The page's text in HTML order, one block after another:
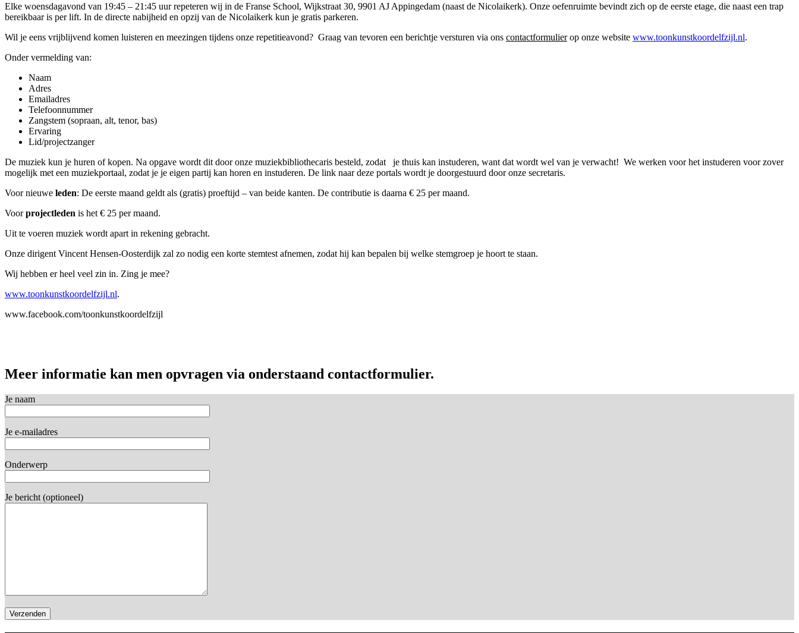
Elke woensdagavond van 19:45 – 21:45 uur repeteren wij in de Franse School, Wijkstraat 30, 9901 AJ Appingedam (naast de Nicolaikerk). Onze oefenruimte bevindt zich op de eerste etage, die naast een trap
bereikbaar is per lift. In de directe nabijheid en opzij van de Nicolaikerk kun je gratis parkeren.
Wil je eens vrijblijvend komen luisteren en meezingen tijdens onze repetitieavond? Graag van tevoren een berichtje versturen via ons contactformulierop onze website www.toonkunstkoordelfzijl.nl.
Onder vermelding van:
Naam
Adres
Emailadres
Telefoonnummer
Zangstem (sopraan, alt, tenor, bas)
Ervaring
Lid/projectzanger
De muziek kun je huren of kopen. Na opgave wordt dit door onze muziekbibliothecaris besteld, zodat je thuis kan instuderen, want dat wordt wel van je verwacht! We werken voor het instuderen voor zover
mogelijk met een muziekportaal, zodat je je eigen partij kan horen en instuderen. De link naar deze portals wordt je doorgestuurd door onze secretaris.
Voor nieuwe leden: De eerste maand geldt als (gratis) proeftijd – van beide kanten. De contributie is daarna € 25 per maand.
Voorprojectleden is het € 25 per maand.
Uit te voeren muziek wordt apart in rekening gebracht.
Onze dirigent Vincent Hensen-Oosterdijk zal zo nodig een korte stemtest afnemen, zodat hij kan bepalen bij welke stemgroep je hoort te staan.
Wij hebben er heel veel zin in. Zing je mee?
www.toonkunstkoordelfzijl.nl.
www.facebook.com/toonkunstkoordelfzijl
Meer informatie kan men opvragen via onderstaand contactformulier.
Je naam
Je e-mailadres
Onderwerp
Je bericht (optioneel)